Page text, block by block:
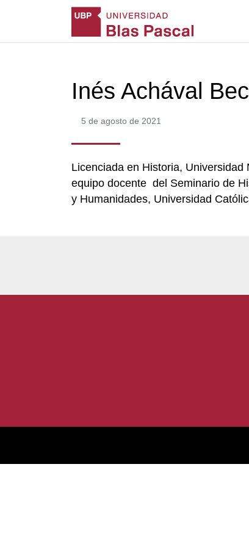
Inés Achával
5 de agosto de 2021
Licenciada en Historia, Universidad
equipo docente del Seminario de
y Humanidades, Universidad